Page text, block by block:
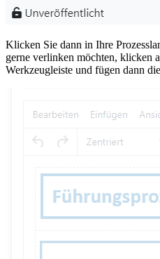
Klicken Sie dann in Ihre
gerne verlinken möchten, klicken
Werkzeugleiste und fügen dann